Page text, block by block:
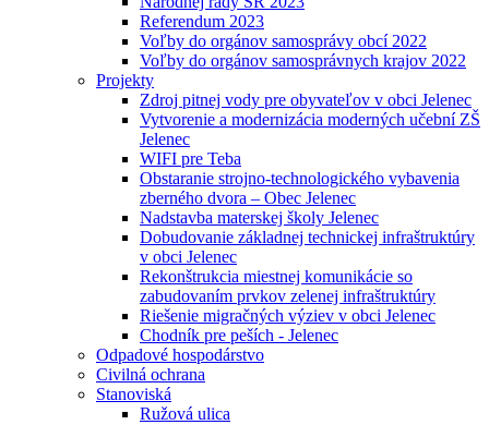
Referendum 2023
Voľby do orgánov samosprávy obcí 2022
Voľby do orgánov samosprávnych krajov 2022
Projekty
Zdroj pitnej vody pre obyvateľov v obci Jelenec
Vytvorenie a modernizácia moderných učební ZŠ
Jelenec
WIFI pre Teba
Obstaranie strojno-technologického vybavenia
zberného dvora – Obec Jelenec
Nadstavba materskej školy Jelenec
Dobudovanie základnej technickej infraštruktúry
v obci Jelenec
Rekonštrukcia miestnej komunikácie so
zabudovaním prvkov zelenej infraštruktúry
Riešenie migračných výziev v obci Jelenec
Chodník pre peších - Jelenec
Odpadové hospodárstvo
Civilná ochrana
Stanoviská
Ružová ulica